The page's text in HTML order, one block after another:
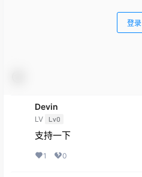
登录
Devin
LV Lv0
支持一下
1 0